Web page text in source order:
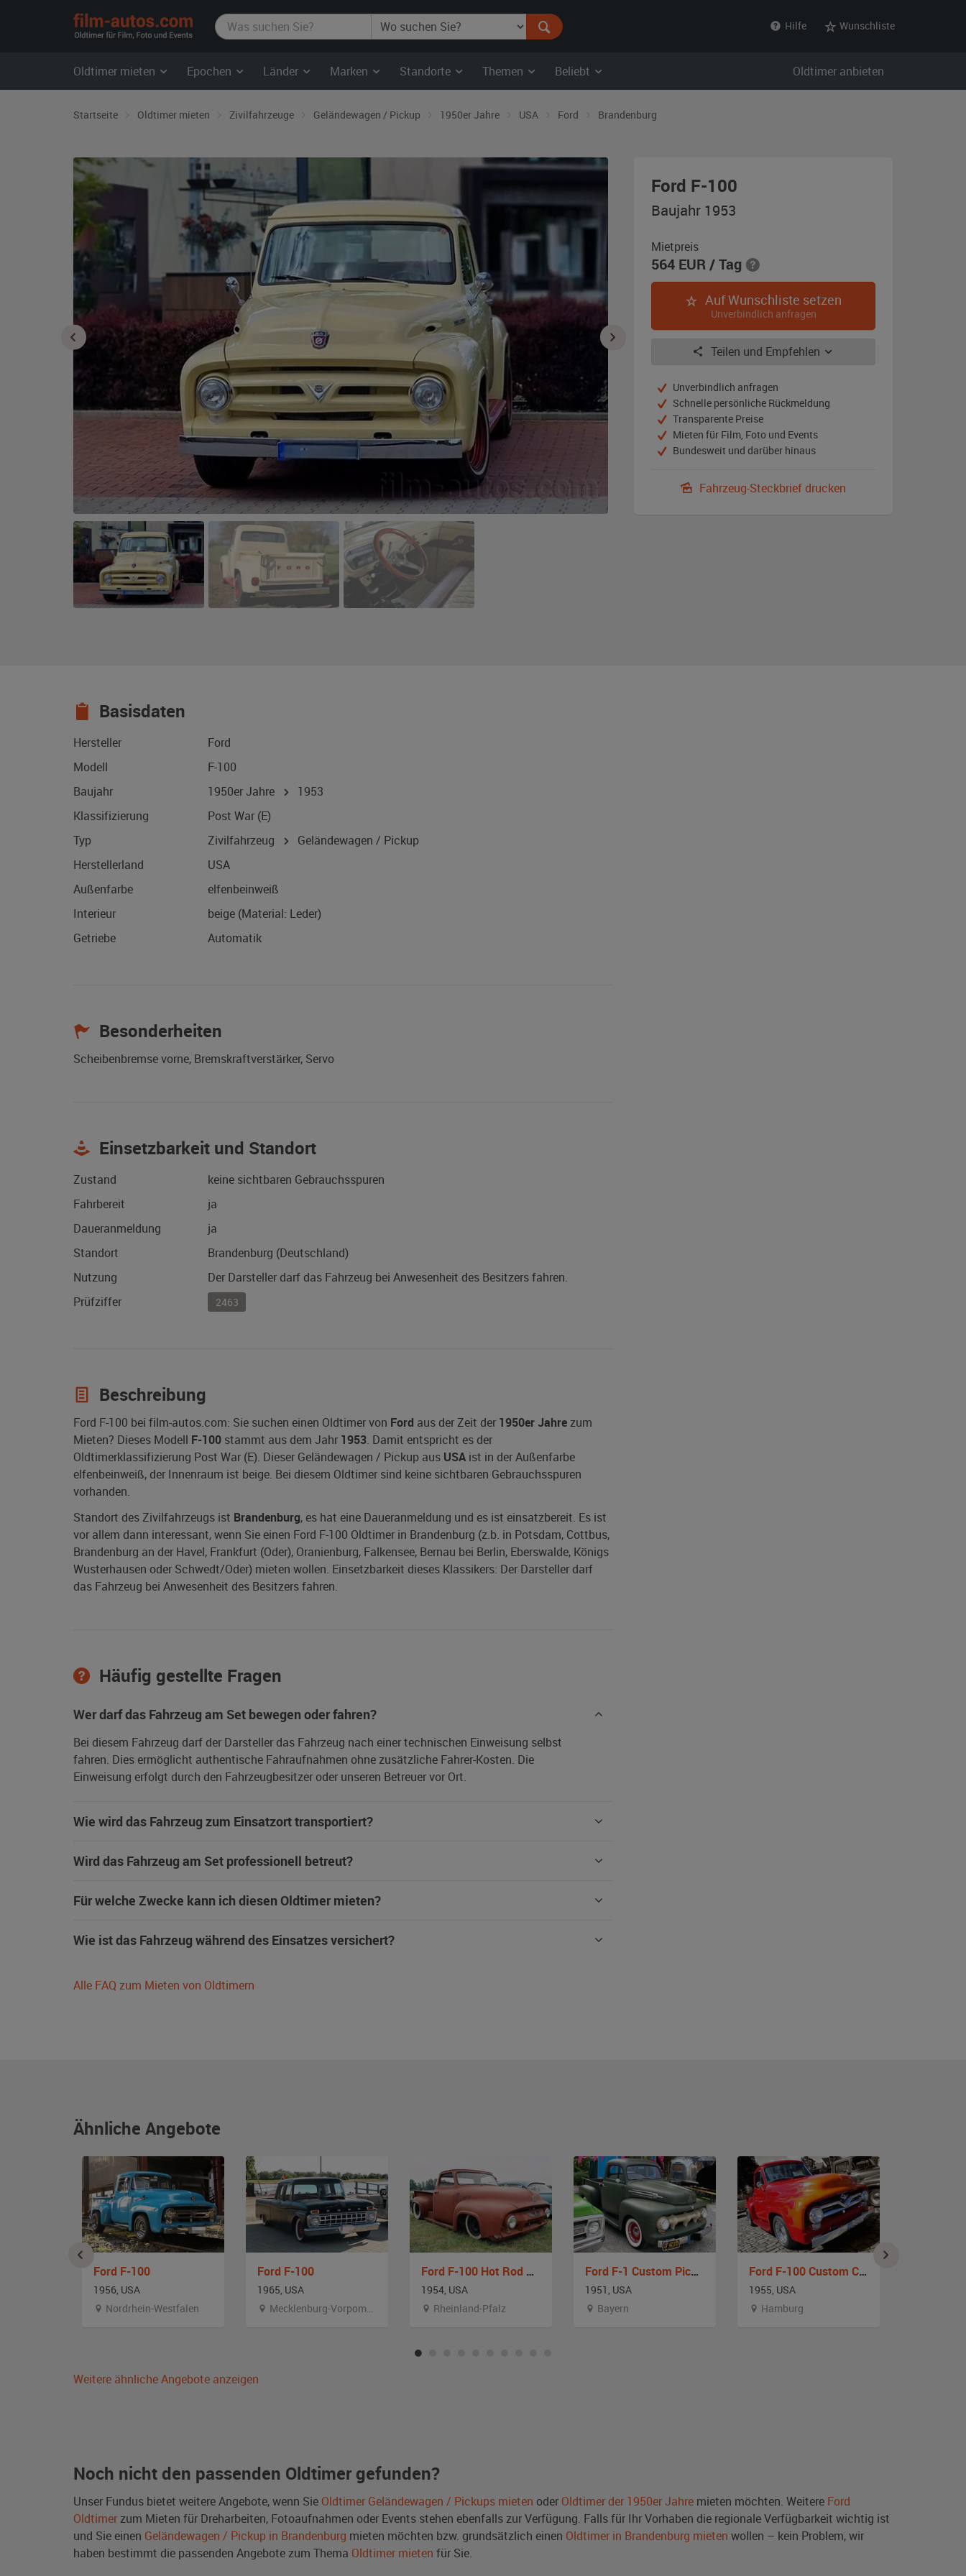
film-
autos.com
Hilfe Wunschliste
Oldtimer mieten Epochen Länder Marken Standorte Themen Beliebt Oldtimer anbieten
Startseite Oldtimer mieten Zivilfahrzeuge Geländewagen / Pickup 1950er Jahre USA Ford Brandenburg
Ford F-100
Baujahr 1953
Mietpreis
564 EUR/ Tag
Auf Wunschliste setzen
Unverbindlich anfragen
Teilen und Empfehlen
Unverbindlich anfragen
Schnelle persönliche Rückmeldung
Transparente Preise
Mieten für Film, Foto und Events
Bundesweit und darüber hinaus
Fahrzeug-Steckbrief drucken
Basisdaten
Hersteller
Ford
Modell
F-100
Baujahr
1950er Jahre
1953
Klassifizierung
Post War (E)
Typ
Zivilfahrzeug
Geländewagen / Pickup
Herstellerland
USA
Außenfarbe
elfenbeinweiß
Interieur
beige (Material: Leder)
Getriebe
Automatik
Besonderheiten
Scheibenbremse vorne, Bremskraftverstärker, Servo
Einsetzbarkeit und Standort
Zustand
keine sichtbaren Gebrauchsspuren
Fahrbereit
ja
Daueranmeldung
ja
Standort
Brandenburg (Deutschland)
Nutzung
Der Darsteller darf das Fahrzeug bei Anwesenheit des Besitzers fahren.
Prüfziffer
2463
Beschreibung
Ford F-100 bei film-autos.com: Sie suchen einen Oldtimer von Ford aus der Zeit der 1950er Jahrezum
Mieten? Dieses Modell F-100 stammt aus dem Jahr 1953. Damit entspricht es der
Oldtimerklassifizierung Post War (E). Dieser Geländewagen / Pickup aus USA ist in der Außenfarbe
elfenbeinweiß, der Innenraum ist beige. Bei diesem Oldtimer sind keine sichtbaren Gebrauchsspuren
vorhanden.
Standort des Zivilfahrzeugs ist Brandenburg, es hat eine Daueranmeldung und es ist einsatzbereit. Es ist
vor allem dann interessant, wenn Sie einen Ford F-100 Oldtimer in Brandenburg (z.b. in Potsdam, Cottbus,
Brandenburg an der Havel, Frankfurt (Oder), Oranienburg, Falkensee, Bernau bei Berlin, Eberswalde, Königs
Wusterhausen oder Schwedt/Oder) mieten wollen. Einsetzbarkeit dieses Klassikers: Der Darsteller darf
das Fahrzeug bei Anwesenheit des Besitzers fahren.
Häufig gestellte Fragen
Wer darf das Fahrzeug am Set bewegen oder fahren?
Bei diesem Fahrzeug darf der Darsteller das Fahrzeug nach einer technischen Einweisung selbst
fahren. Dies ermöglicht authentische Fahraufnahmen ohne zusätzliche Fahrer-Kosten. Die
Einweisung erfolgt durch den Fahrzeugbesitzer oder unseren Betreuer vor Ort.
Wie wird das Fahrzeug zum Einsatzort transportiert?
Wird das Fahrzeug am Set professionell betreut?
Für welche Zwecke kann ich diesen Oldtimer mieten?
Wie ist das Fahrzeug während des Einsatzes versichert?
Alle FAQ zum Mieten von Oldtimern
Ähnliche Angebote
Ford F-100
1956, USA
Nordrhein-Westfalen
Ford F-100
1965, USA
Mecklenburg-Vorpommern
Ford F-100 Hot Rod Pickup
1954, USA
Rheinland-Pfalz
Ford F-1 Custom Pickup
1951, USA
Bayern
Ford F-100 Custom Cab Pickup
1955, USA
Hamburg
Weitere ähnliche Angebote anzeigen
Noch nicht den passenden Oldtimer gefunden?
Unser Fundus bietet weitere Angebote, wenn Sie Oldtimer Geländewagen / Pickups mieten oder Oldtimer der 1950er Jahre mieten möchten. Weitere Ford
Oldtimer zum Mieten für Dreharbeiten, Fotoaufnahmen oder Events stehen ebenfalls zur Verfügung. Falls für Ihr Vorhaben die regionale Verfügbarkeit wichtig ist
und Sie einen Geländewagen / Pickup in Brandenburg mieten möchten bzw. grundsätzlich einen Oldtimer in Brandenburg mieten wollen – kein Problem, wir
haben bestimmt die passenden Angebote zum Thema Oldtimer mieten für Sie.